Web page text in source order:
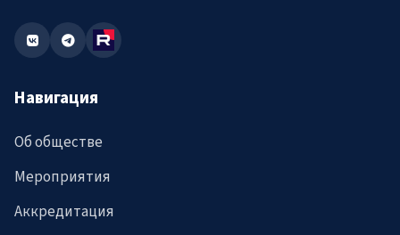
Навигация
Об обществе
Мероприятия
Аккредитация